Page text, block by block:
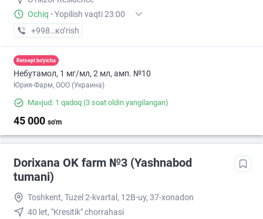
Ochiq · Yopilish vaqti 23:00
+998 (77) XXX-XX-XX
кo’rish
Retsept bo'yicha
Небутамол, 1 мг/мл, 2 мл, амп. №10
Юрия-Фарм, ООО (Украина)
Mavjud: 1 qadoq (3 soat oldin yangilangan)
45 000 so'm
Dorixana OK farm №3 (Yashnabod
tumani)
Toshkent, Tuzel 2-kvartal, 12B-uy, 37-xonadon
40 let, "Kresitik" chorrahasi